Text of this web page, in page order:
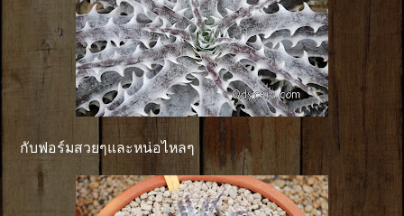
กับฟอร์มสวยๆและหน่อไหลๆ